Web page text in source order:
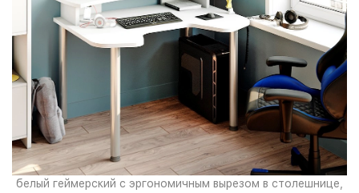
белый геймерский с эргономичным вырезом в столешнице,